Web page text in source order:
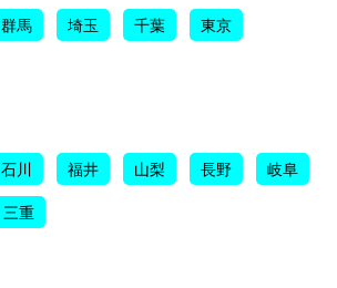
群馬 埼玉 千葉 東京
石川 福井 山梨 長野 岐阜
三重